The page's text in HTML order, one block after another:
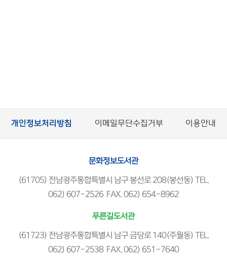
개인정보처리방침 이메일무단수집거부 이용안내
문화정보도서관
(61705) 전남광주통합특별시 남구 봉선로 208(봉선동) TEL.
062) 607-2526 FAX. 062) 654-8962
푸른길도서관
(61723) 전남광주통합특별시 남구 금당로 140(주월동) TEL.
062) 607-2538 FAX. 062) 651-7640